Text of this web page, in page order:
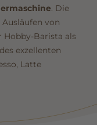
. Die
von
Hobby-Barista als
exzellenten
Latte